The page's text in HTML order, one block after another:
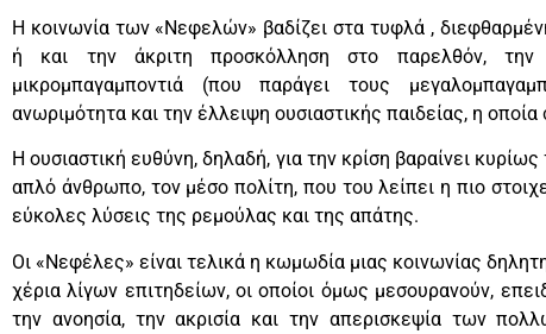
Η κοινωνία των «Νεφελών» βαδίζει στα τυφλά ,
ή και την άκριτη προσκόλληση στο παρελθόν,
μικρομπαγαμποντιά (που παράγει τους
ανωριμότητα και την έλλειψη ουσιαστικής παιδείας, η
Η ουσιαστική ευθύνη, δηλαδή, για την κρίση βαραίνει
απλό άνθρωπο, τον μέσο πολίτη, που του λείπει η πιο
εύκολες λύσεις της ρεμούλας και της απάτης.
Οι «Νεφέλες» είναι τελικά η κωμωδία μιας κοινωνίας
χέρια λίγων επιτηδείων, οι οποίοι όμως μεσουρανούν,
την ανοησία, την ακρισία και την απερισκεψία των